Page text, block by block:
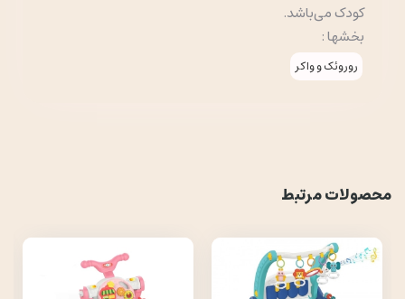
کودک می‌باشد.
بخشها :
روروئک و واکر
محصولات مرتبط